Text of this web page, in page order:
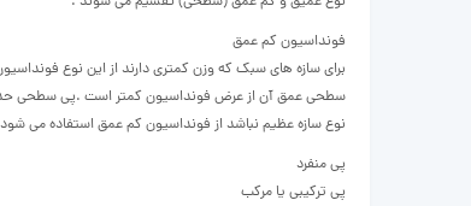
فونداسیون کم عمق
نوع سازه عظیم نباشد از فونداسیون کم عمق استفاده می
پی منفرد
پی ترکیبی یا مرکب